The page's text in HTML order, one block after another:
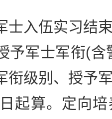
入伍实习结束
予军士军衔(
衔级别、授予
起算。定向